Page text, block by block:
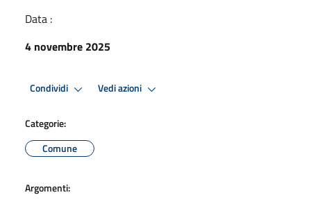
Data :
4 novembre 2025
Condividi Vedi azioni
Categorie:
Comune
Argomenti: